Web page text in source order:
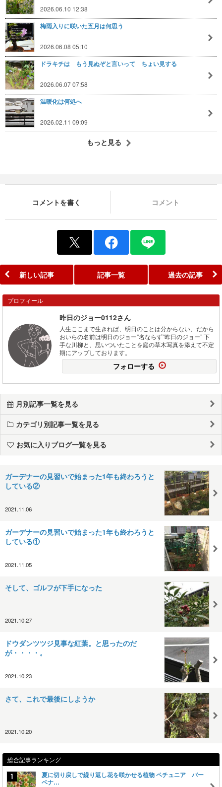
2026.06.10 12:38
梅雨入りに咲いた五月は何思う
2026.06.08 05:10
ドラキチは もう見ぬぞと言いって ちょい見する
2026.06.07 07:58
温暖化は何処へ
2026.02.11 09:09
もっと見る
コメントを書く コメント
新しい記事 記事一覧 過去の記事
プロフィール
昨日のジョー0112さん
人生ここまで生きれば、明日のことは分からない、だから
おいらの名前は明日のジョー”名ならず”昨日のジョー” 下
手な川柳と、思いついたことを庭の草木写真を添えて不定
期にアップしております。
フォローする
月別記事一覧を見る
カテゴリ別記事一覧を見る
お気に入りブログ一覧を見る
ガーデナーの見習いで始まった1年も終わろうと
している②
2021.11.06
ガーデナーの見習いで始まった1年も終わろうと
している①
2021.11.05
そして、ゴルフが下手になった
2021.10.27
ドウダンツツジ見事な紅葉。と思ったのだ
が・・・・。
2021.10.23
さて、これで最後にしようか
2021.10.20
総合記事ランキング
夏に切り戻しで繰り返し花を咲かせる植物 ペチュニア バー
ベナ…